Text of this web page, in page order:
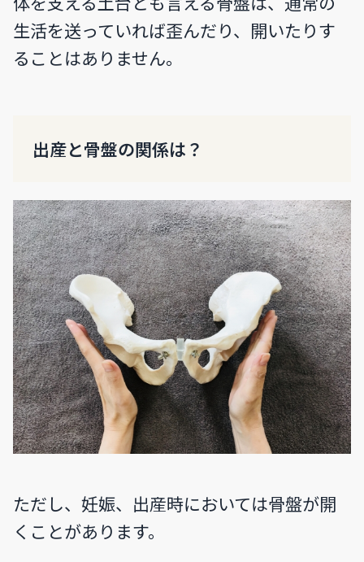
生活を送っていれば歪んだり、開いたりす
ることはありません。
出産と骨盤の関係は？
ただし、妊娠、出産時においては骨盤が開
くことがあります。